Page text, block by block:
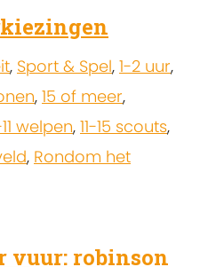
, Sport & Spel, 1-2 uur,
, 15 of meer,
welpen, 11-15 scouts,
, Rondom het
vuur: robinson